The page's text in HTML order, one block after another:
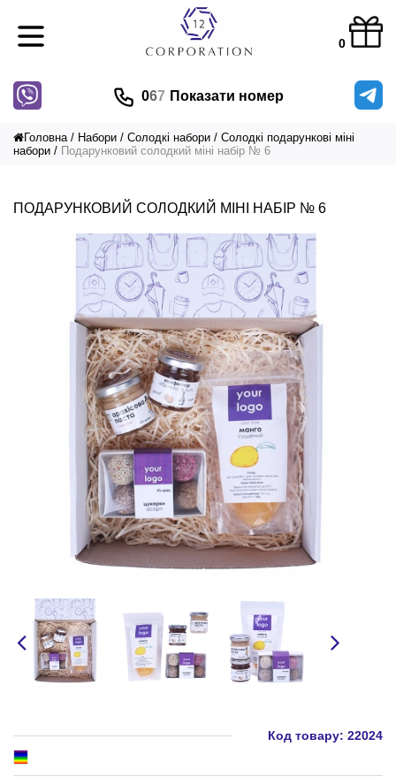
0
067 Показати номер
Головна Набори Солодкі набори
Солодкі подарункові міні
набори
Подарунковий солодкий міні набір № 6
ПОДАРУНКОВИЙ СОЛОДКИЙ МІНІ НАБІР № 6
Код товару: 22024